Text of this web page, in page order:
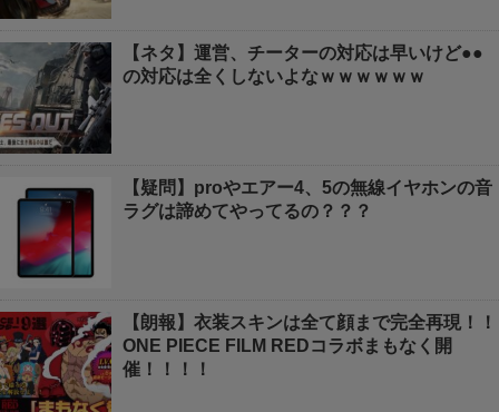
【ネタ】運営、チーターの対応は早いけど●●
の対応は全くしないよなｗｗｗｗｗｗ
【疑問】proやエアー4、5の無線イヤホンの音
ラグは諦めてやってるの？？？
【朗報】衣装スキンは全て顔まで完全再現！！
ONE PIECE FILM REDコラボまもなく開
催！！！！